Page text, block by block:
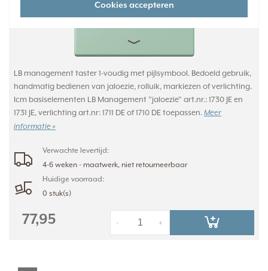
Cookies accepteren
LB management taster 1-voudig met pijlsymbool. Bedoeld gebruik,
handmatig bedienen van jaloezie, rolluik, markiezen of verlichting.
Icm basiselementen LB Management "jaloezie" art.nr.: 1730 JE en
1731 JE, verlichting art.nr: 1711 DE of 1710 DE toepassen. Meer
informatie »
Verwachte levertijd:
4-6 weken - maatwerk, niet retourneerbaar
Huidige voorraad:
0 stuk(s)
77,95 +
-